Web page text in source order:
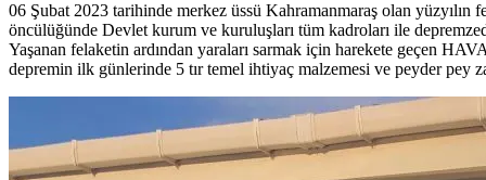
06 Şubat 2023 tarihinde merkez üssü Kahramanmaraş olan
öncülüğünde Devlet kurum ve kuruluşları tüm kadroları ile
Yaşanan felaketin ardından yaraları sarmak için harekete geçen
depremin ilk günlerinde 5 tır temel ihtiyaç malzemesi ve peyder pey